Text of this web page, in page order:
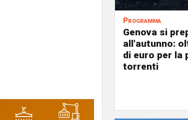
Programma
Genova si
all'autunno:
di euro per la
torrenti